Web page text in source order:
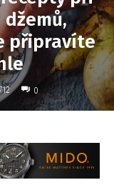
připravíte
0